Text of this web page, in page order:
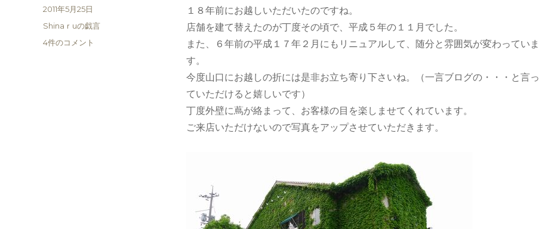
１８年前にお越しいただいたのですね。
店舗を建て替えたのが丁度その頃で、平成５年の１１月でした。
また、６年前の平成１７年２月にもリニュアルして、随分と雰囲気が変わっていま
す。
今度山口にお越しの折には是非お立ち寄り下さいね。（一言ブログの・・・と言っ
ていただけると嬉しいです）
丁度外壁に蔦が絡まって、お客様の目を楽しませてくれています。
ご来店いただけないので写真をアップさせていただきます。
投
稿
2011年5月25日
カ
テ
Shinaｒuの戯言
静
4件のコメント